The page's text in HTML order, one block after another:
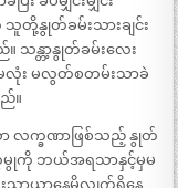
တို့နွုတ်ခမ်းသားချင်း
သန္တာ့နွုတ်ခမ်းလေး
လုံး မလွတ်စတမ်းသာခဲ
။
ာ လက္ခဏာဖြစ်သည့် နွုတ်
ဆွဲမွုကို ဘယ်အရသာနှင့်မှမ
းသာယာနေမိလျှက်ရှိနေ